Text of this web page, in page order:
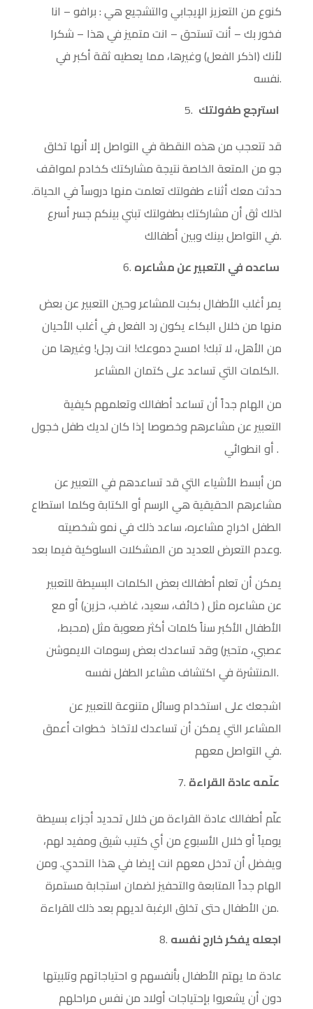
كنوع من التعزيز الإيجابي والتشجيع هي : برافو – انا
فخور بك – أنت تستحق – انت متميز في هذا – شكرا
لأنك (اذكر الفعل) وغيرها، مما يعطيه ثقة أكبر في
نفسه.
قد تتعجب من هذه النقطة في التواصل إلا أنها تخلق
جو من المتعة الخاصة نتيجة مشاركتك كخادم لمواقف
حدثت معك أثناء طفولتك تعلمت منها دروساً في الحياة.
لذلك ثق أن مشاركتك بطفولتك تبني بينكم جسر أسرع
في التواصل بينك وبين أطفالك.
يمر أغلب الأطفال بكبت للمشاعر وحين التعبير عن بعض
منها من خلال البكاء يكون رد الفعل في أغلب الأحيان
من الأهل، لا تبك! امسح دموعك! انت رجل! وغيرها من
الكلمات التي تساعد على كتمان المشاعر.
من الهام جداً أن تساعد أطفالك وتعلمهم كيفية
التعبير عن مشاعرهم وخصوصا إذا كان لديك طفل خجول
أو انطوائي .
من أبسط الأشياء التي قد تساعدهم في التعبير عن
مشاعرهم الحقيقية هي الرسم أو الكتابة وكلما استطاع
الطفل اخراج مشاعره، ساعد ذلك في نمو شخصيته
وعدم التعرض للعديد من المشكلات السلوكية فيما بعد.
يمكن أن تعلم أطفالك بعض الكلمات البسيطة للتعبير
عن مشاعره مثل ( خائف، سعيد، غاضب، حزين) أو مع
الأطفال الأكبر سناً كلمات أكثر صعوبة مثل (محبط،
عصبي، متحير) وقد تساعدك بعض رسومات الايموشن
المنتشرة في اكتشاف مشاعر الطفل نفسه.
اشجعك على استخدام وسائل متنوعة للتعبير عن
المشاعر التي يمكن أن تساعدك لاتخاذ خطوات أعمق
في التواصل معهم.
علّم أطفالك عادة القراءة من خلال تحديد أجزاء بسيطة
يومياً أو خلال الأسبوع من أي كتيب شيق ومفيد لهم،
ويفضل أن تدخل معهم انت إيضا في هذا التحدي. ومن
الهام جداً المتابعة والتحفيز لضمان استجابة مستمرة
من الأطفال حتى تخلق الرغبة لديهم بعد ذلك للقراءة.
اجعله يفكر خارج نفسه
عادة ما يهتم الأطفال بأنفسهم و احتياجاتهم وتلبيتها
دون أن يشعروا بإحتياجات أولاد من نفس مراحلهم